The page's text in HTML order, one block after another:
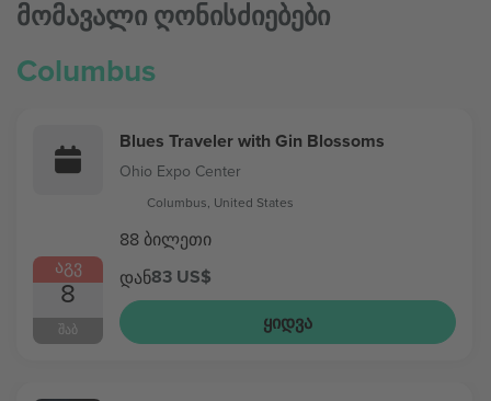
მომავალი ღონისძიებები
Columbus
ᲐᲒᲕ
8
ᲨᲐᲑ
Blues Traveler with Gin Blossoms
Ohio Expo Center
Columbus, United States
88 ბილეთი
დან83 US$
ᲧᲘᲓᲕᲐ